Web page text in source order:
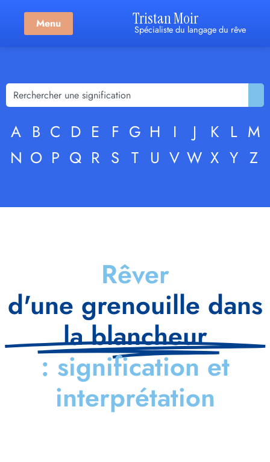
Menu Tristan Moir
Spécialiste du langage du rêve
A B C D E F G H I J K L M
N O P Q R S T U V W X Y Z
Rêver
d'une grenouille dans
la blancheur
: signification et
interprétation